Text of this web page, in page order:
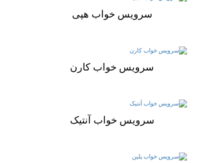
سرویس خواب هپی
سرویس خواب کارن
سرویس خواب آنتیک